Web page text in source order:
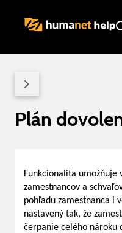
Plán
Funkcionalita
zamestnancov a
pohľadu zamestnanca i
nastavený tak, že
čerpanie celého nároku